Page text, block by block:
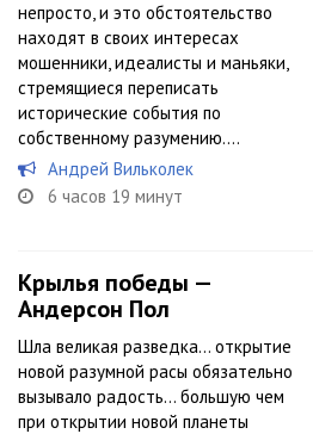
непросто, и это обстоятельство
находят в своих интересах
мошенники, идеалисты и маньяки,
стремящиеся переписать
исторические события по
собственному разумению....
Андрей Вильколек
6 часов 19 минут
Крылья победы —
Андерсон Пол
Шла великая разведка… открытие
новой разумной расы обязательно
вызывало радость… большую чем
при открытии новой планеты